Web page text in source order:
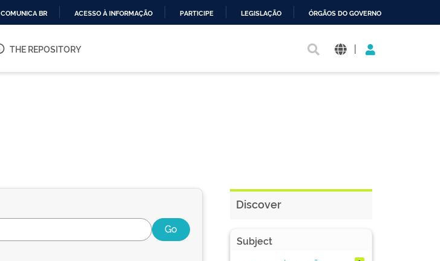
O
COMUNICA BR ACESSO À INFORMAÇÃO PARTICIPE LEGISLAÇÃO ÓRGÃOS DO GOVERNO
THE REPOSITORY |
Discover
Subject